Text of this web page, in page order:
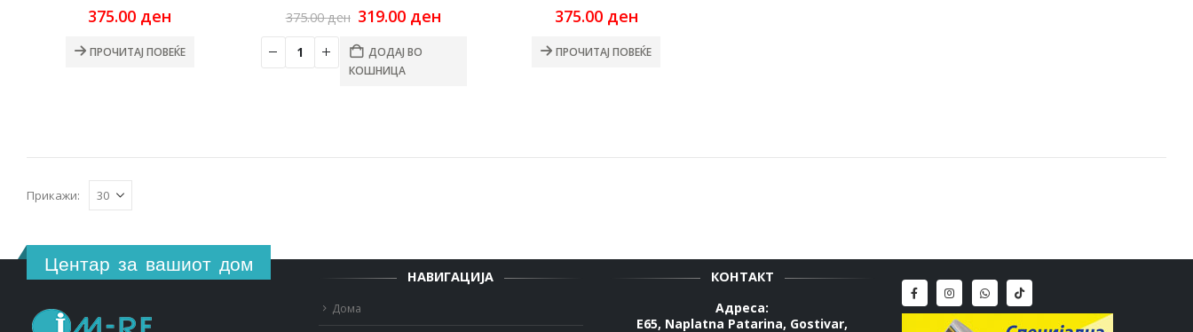
375.00 ден
ПРОЧИТАЈ ПОВЕЌЕ
375.00ден Original
was:
375.00 ден.
319.00 денCurrent
ДОДАЈ ВО
КОШНИЦА
375.00 ден
ПРОЧИТАЈ ПОВЕЌЕ
Прикажи:
Центар за вашиот дом НАВИГАЦИЈА
Дома
КОНТАКТ
Адреса:
E65, Naplatna Patarina, Gostivar,